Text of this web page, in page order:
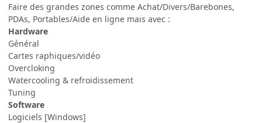
Faire des grandes zones comme Achat/Divers/Barebones,
PDAs, Portables/Aide en ligne mais avec :
Hardware
Général
Cartes raphiques/vidéo
Overcloking
Watercooling & refroidissement
Tuning
Software
Logiciels [Windows]